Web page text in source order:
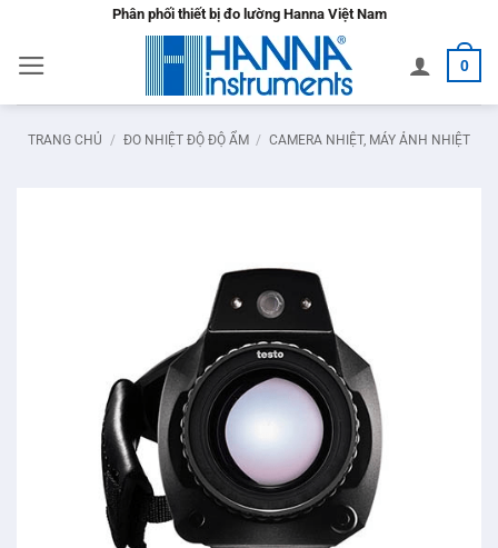
nội
dung
Phân phối thiết bị đo lường Hanna Việt Nam
0
TRANG CHỦ / ĐO NHIỆT ĐỘ ĐỘ ẨM / CAMERA NHIỆT, MÁY ẢNH NHIỆT